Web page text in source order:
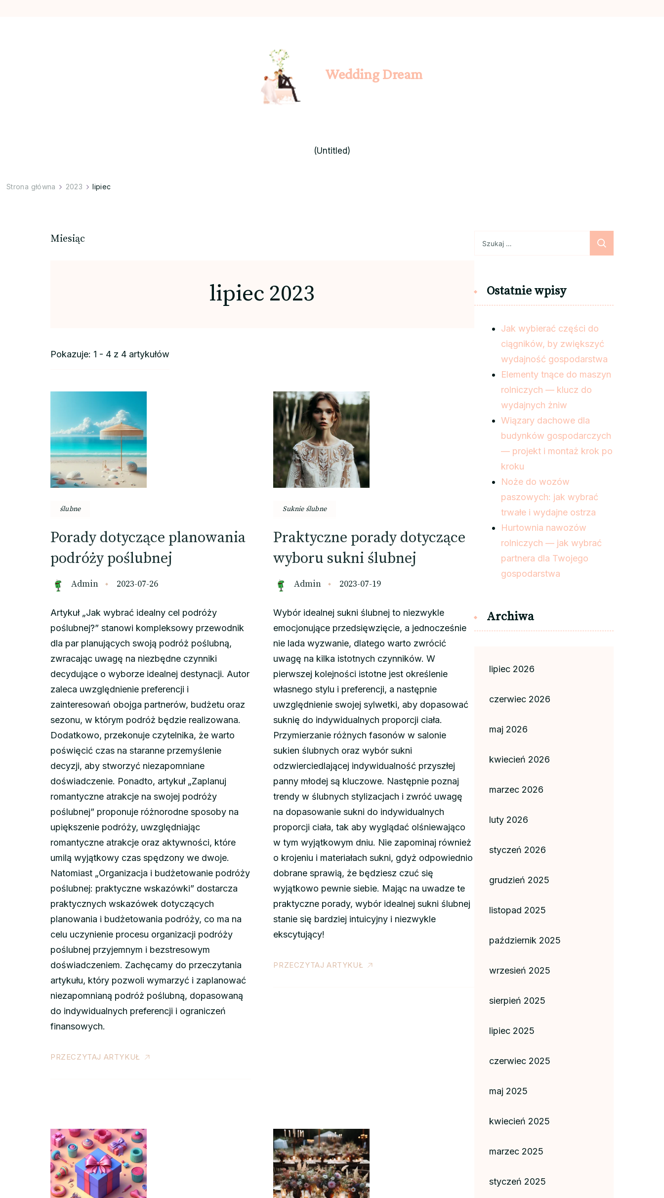
Wedding Dream
(Untitled)
Strona główna 2023 lipiec
Miesiąc
lipiec 2023
Pokazuje: 1 - 4 z 4 artykułów
ślubne
Porady dotyczące planowania
podróży poślubnej
Admin 2023-07-26
Artykuł „Jak wybrać idealny cel podróży
poślubnej?” stanowi kompleksowy przewodnik
dla par planujących swoją podróż poślubną,
zwracając uwagę na niezbędne czynniki
decydujące o wyborze idealnej destynacji. Autor
zaleca uwzględnienie preferencji i
zainteresowań obojga partnerów, budżetu oraz
sezonu, w którym podróż będzie realizowana.
Dodatkowo, przekonuje czytelnika, że warto
poświęcić czas na staranne przemyślenie
decyzji, aby stworzyć niezapomniane
doświadczenie. Ponadto, artykuł „Zaplanuj
romantyczne atrakcje na swojej podróży
poślubnej” proponuje różnorodne sposoby na
upiększenie podróży, uwzględniając
romantyczne atrakcje oraz aktywności, które
umilą wyjątkowy czas spędzony we dwoje.
Natomiast „Organizacja i budżetowanie podróży
poślubnej: praktyczne wskazówki” dostarcza
praktycznych wskazówek dotyczących
planowania i budżetowania podróży, co ma na
celu uczynienie procesu organizacji podróży
poślubnej przyjemnym i bezstresowym
doświadczeniem. Zachęcamy do przeczytania
artykułu, który pozwoli wymarzyć i zaplanować
niezapomnianą podróż poślubną, dopasowaną
do indywidualnych preferencji i ograniczeń
finansowych.
PRZECZYTAJ ARTYKUŁ
Suknie ślubne
Praktyczne porady dotyczące
wyboru sukni ślubnej
Admin 2023-07-19
Wybór idealnej sukni ślubnej to niezwykle
emocjonujące przedsięwzięcie, a jednocześnie
nie lada wyzwanie, dlatego warto zwrócić
uwagę na kilka istotnych czynników. W
pierwszej kolejności istotne jest określenie
własnego stylu i preferencji, a następnie
uwzględnienie swojej sylwetki, aby dopasować
suknię do indywidualnych proporcji ciała.
Przymierzanie różnych fasonów w salonie
sukien ślubnych oraz wybór sukni
odzwierciedlającej indywidualność przyszłej
panny młodej są kluczowe. Następnie poznaj
trendy w ślubnych stylizacjach i zwróć uwagę
na dopasowanie sukni do indywidualnych
proporcji ciała, tak aby wyglądać olśniewająco
w tym wyjątkowym dniu. Nie zapominaj również
o krojeniu i materiałach sukni, gdyż odpowiednio
dobrane sprawią, że będziesz czuć się
wyjątkowo pewnie siebie. Mając na uwadze te
praktyczne porady, wybór idealnej sukni ślubnej
stanie się bardziej intuicyjny i niezwykle
ekscytujący!
PRZECZYTAJ ARTYKUŁ
Ostatnie wpisy
Jak wybierać części do
ciągników, by zwiększyć
wydajność gospodarstwa
Elementy tnące do maszyn
rolniczych — klucz do
wydajnych żniw
Wiązary dachowe dla
budynków gospodarczych
— projekt i montaż krok po
kroku
Noże do wozów
paszowych: jak wybrać
trwałe i wydajne ostrza
Hurtownia nawozów
rolniczych — jak wybrać
partnera dla Twojego
gospodarstwa
Archiwa
lipiec 2026
czerwiec 2026
maj 2026
kwiecień 2026
marzec 2026
luty 2026
styczeń 2026
grudzień 2025
listopad 2025
październik 2025
wrzesień 2025
sierpień 2025
lipiec 2025
czerwiec 2025
maj 2025
kwiecień 2025
marzec 2025
styczeń 2025